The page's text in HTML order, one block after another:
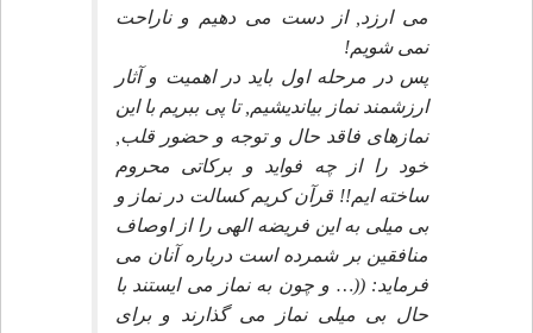
مى ارزد, از دست مى دهيم و ناراحت
نمى شويم!
پس در مرحله اول بايد در اهميت و آثار
ارزشمند نماز بيانديشيم, تا پى ببريم با اين
نمازهاى فاقد حال و توجه و حضور قلب,
خود را از چه فوايد و بركاتى محروم
ساخته ايم!! قرآن كريم كسالت در نماز و
بى ميلى به اين فريضه الهى را از اوصاف
منافقين بر شمرده است درباره آنان مى
فرمايد: ((… و چون به نماز مى ايستند با
حال بى ميلى نماز مى گذارند و براى